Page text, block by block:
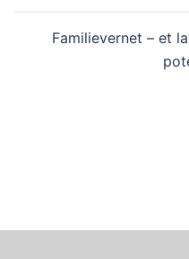
Familievernet – et